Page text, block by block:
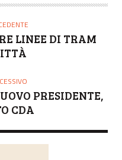
LINEE DI TRAM
PRESIDENTE,
CDA